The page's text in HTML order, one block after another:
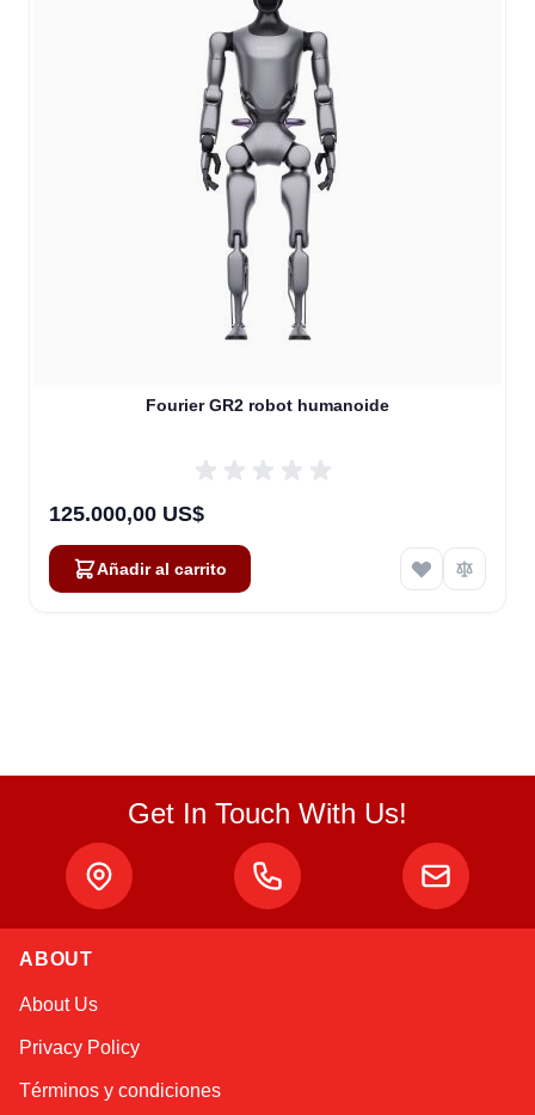
Fourier GR2 robot humanoide
125.000,00 US$
Añadir al carrito
Get In Touch With Us!
ABOUT
About Us
Privacy Policy
Términos y condiciones